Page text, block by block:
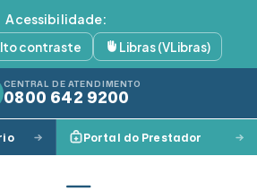
Acessibilidade:
contraste Libras (VLibras)
CENTRAL DE ATENDIMENTO
0800 642 9200
Portal do Prestador